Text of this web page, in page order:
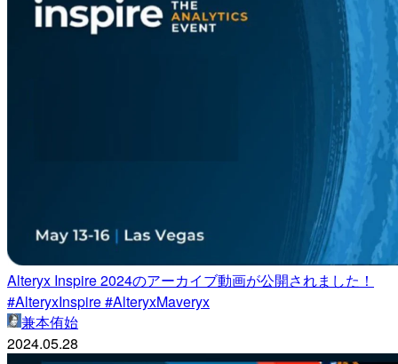
Alteryx Inspire 2024のアーカイブ動画が公開されました！
#AlteryxInspire #AlteryxMaveryx
兼本侑始
2024.05.28